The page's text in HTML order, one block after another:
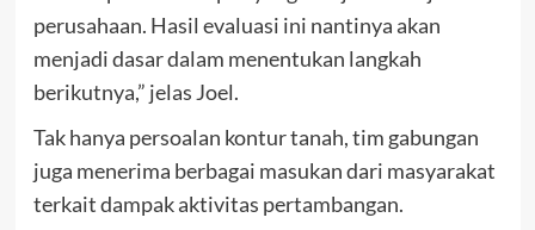
perusahaan. Hasil evaluasi ini nantinya akan
menjadi dasar dalam menentukan langkah
berikutnya,” jelas Joel.
Tak hanya persoalan kontur tanah, tim gabungan
juga menerima berbagai masukan dari masyarakat
terkait dampak aktivitas pertambangan.